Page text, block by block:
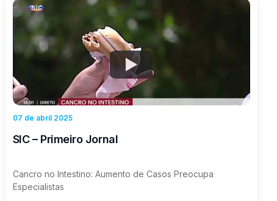
Watch
07 de abril 2025
SIC – Primeiro Jornal
Cancro no Intestino: Aumento de Casos Preocupa
Especialistas